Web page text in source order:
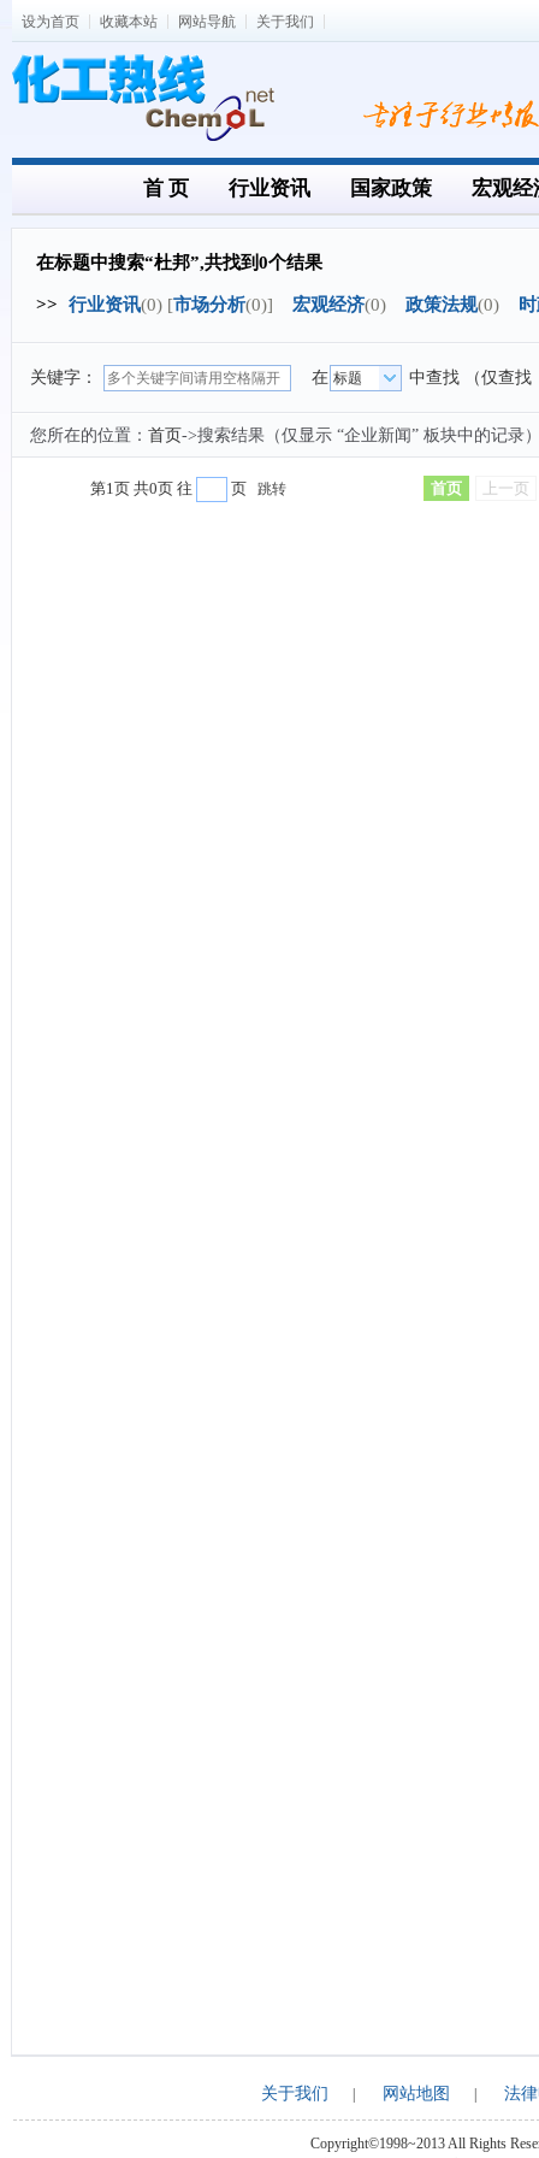
设为首页 收藏本站 网站导航 关于我们
首 页 行业资讯 国家政策 宏观经
在标题中搜索“杜邦”,共找到0个结果
>> 行业资讯(0) [市场分析(0)] 宏观经济(0) 政策法规(0)
关键字： 在 中查找 （仅查找
您所在的位置： 首页->搜索结果（仅显示 “企业新闻” 板块中的记录
第1页 共0页 往 页 跳转 首页 上一页
关于我们 网站地图 法
Copyright©1998~2013 All Rights